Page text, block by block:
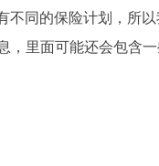
不同的保险计划，所
，里面可能还会包含